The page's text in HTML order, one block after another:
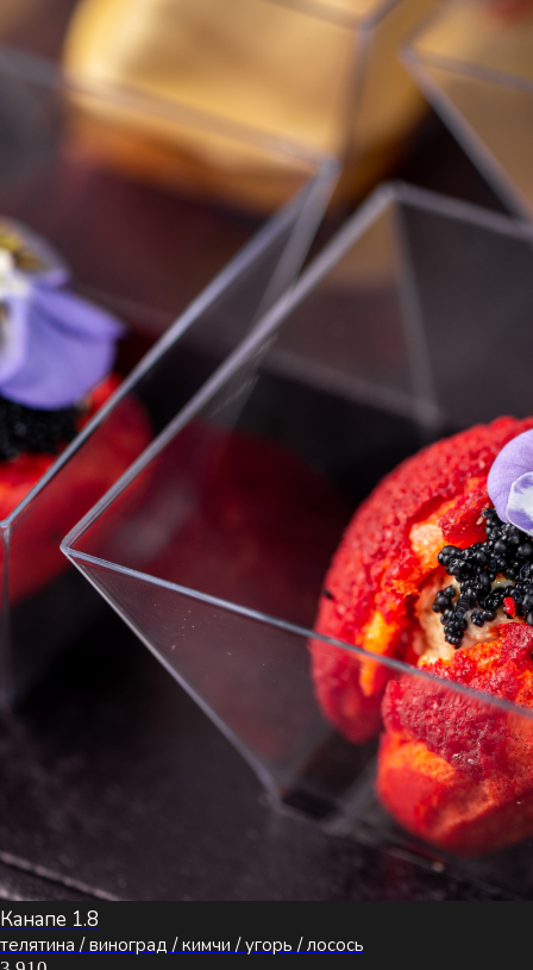
Канапе 1.8
телятина / виноград / кимчи / угорь / лосось